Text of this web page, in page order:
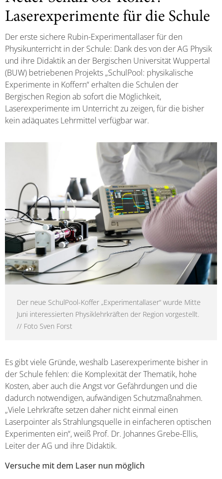
Laserexperimente für die Schule
Der erste sichere Rubin-Experimentallaser für den
Physikunterricht in der Schule: Dank des von der AG Physik
und ihre Didaktik an der Bergischen Universität Wuppertal
(BUW) betriebenen Projekts „SchulPool: physikalische
Experimente in Koffern“ erhalten die Schulen der
Bergischen Region ab sofort die Möglichkeit,
Laserexperimente im Unterricht zu zeigen, für die bisher
kein adäquates Lehrmittel verfügbar war.
Der neue SchulPool-Koffer „Experimentallaser“ wurde Mitte
Juni interessierten Physiklehrkräften der Region vorgestellt.
// Foto Sven Forst
Es gibt viele Gründe, weshalb Laserexperimente bisher in
der Schule fehlen: die Komplexität der Thematik, hohe
Kosten, aber auch die Angst vor Gefährdungen und die
dadurch notwendigen, aufwändigen Schutzmaßnahmen.
„Viele Lehrkräfte setzen daher nicht einmal einen
Laserpointer als Strahlungsquelle in einfacheren optischen
Experimenten ein“, weiß Prof. Dr. Johannes Grebe-Ellis,
Leiter der AG und ihre Didaktik.
Versuche mit dem Laser nun möglich